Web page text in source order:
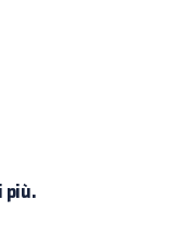
più.